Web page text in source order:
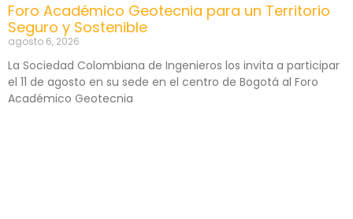
Foro Académico Geotecnia para un Territorio
Seguro y Sostenible
agosto 6, 2026
La Sociedad Colombiana de Ingenieros los invita a participar
el 11 de agosto en su sede en el centro de Bogotá al Foro
Académico Geotecnia